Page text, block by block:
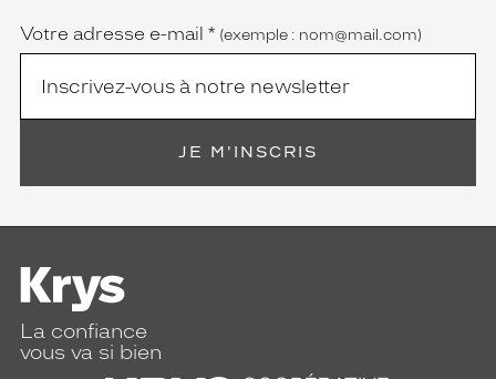
Votre adresse e-mail * (exemple : nom@mail.com)
JE M'INSCRIS
La confiance
vous va si bien